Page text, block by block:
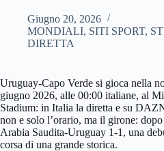
Giugno 20, 2026
MONDIALI, SITI SPORT,
DIRETTA
Uruguay-Capo Verde si gioca nella
giugno 2026, alle 00:00 italiane, al
Stadium: in Italia la diretta e su
non e solo l’orario, ma il girone:
Arabia Saudita-Uruguay 1-1, una
corsa di una grande storica.